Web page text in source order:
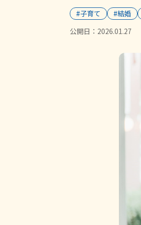
#子育て #結婚
公開日： 2026.01.27